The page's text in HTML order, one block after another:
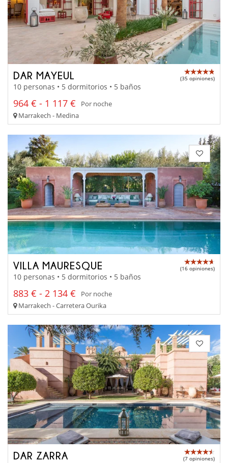
DAR MAYEUL (35 opiniones)
10 personas • 5 dormitorios • 5 baños
964 € - 1 117 €
Por noche
Marrakech - Medina
VILLA MAURESQUE (16 opiniones)
10 personas • 5 dormitorios • 5 baños
883 € - 2 134 €
Por noche
Marrakech - Carretera Ourika
DAR ZARRA (7 opiniones)